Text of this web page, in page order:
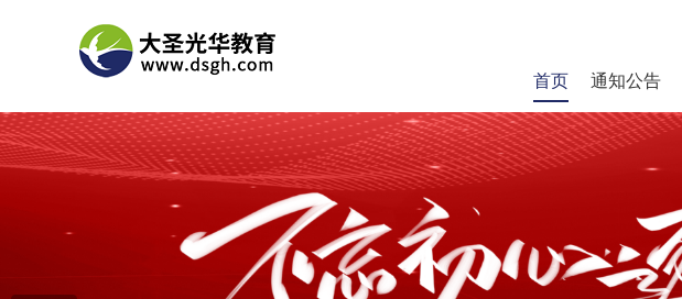
首页 通知公告